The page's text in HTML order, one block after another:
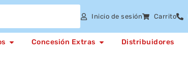
Inicio de sesión Carrito
Concesión Extras Distribuidores